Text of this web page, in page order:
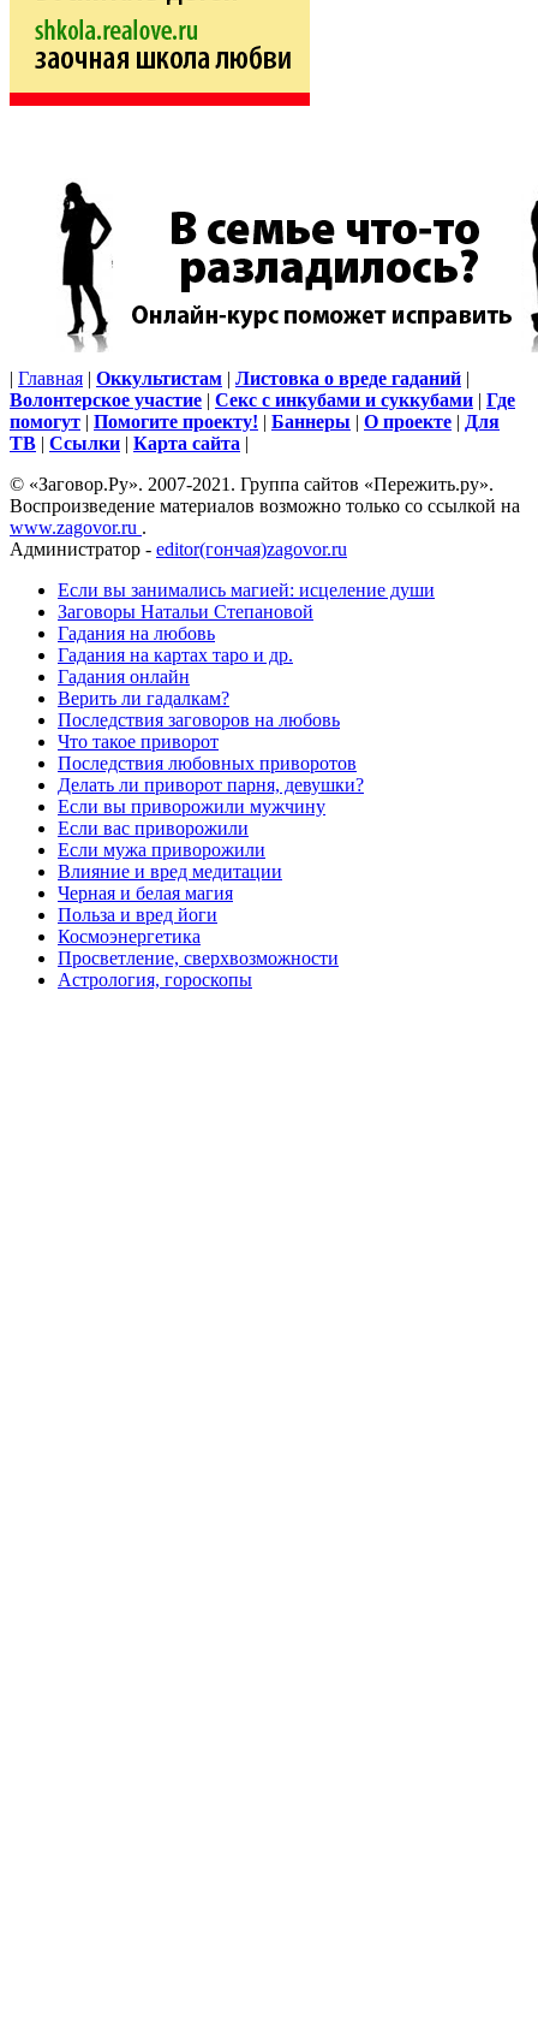
| Главная | Оккультистам | Листовка о вреде гаданий |
Волонтерское участие | Секс с инкубами и суккубами | Где
помогут | Помогите проекту! | Баннеры | О проекте | Для
ТВ | Ссылки | Карта сайта |
© «Заговор.Ру». 2007-2021. Группа сайтов «Пережить.ру».
Воспроизведение материалов возможно только со ссылкой на
www.zagovor.ru .
Администратор - editor(гончая)zagovor.ru
Если вы занимались магией: исцеление души
Заговоры Натальи Степановой
Гадания на любовь
Гадания на картах таро и др.
Гадания онлайн
Верить ли гадалкам?
Последствия заговоров на любовь
Что такое приворот
Последствия любовных приворотов
Делать ли приворот парня, девушки?
Если вы приворожили мужчину
Если вас приворожили
Если мужа приворожили
Влияние и вред медитации
Черная и белая магия
Польза и вред йоги
Космоэнергетика
Просветление, сверхвозможности
Астрология, гороскопы